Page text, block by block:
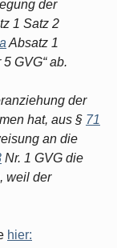
der
1 Satz 2
Absatz 1
GVG“ ab.
der
hat, aus § 71
an die
Nr. 1 GVG die
weil der
hier: